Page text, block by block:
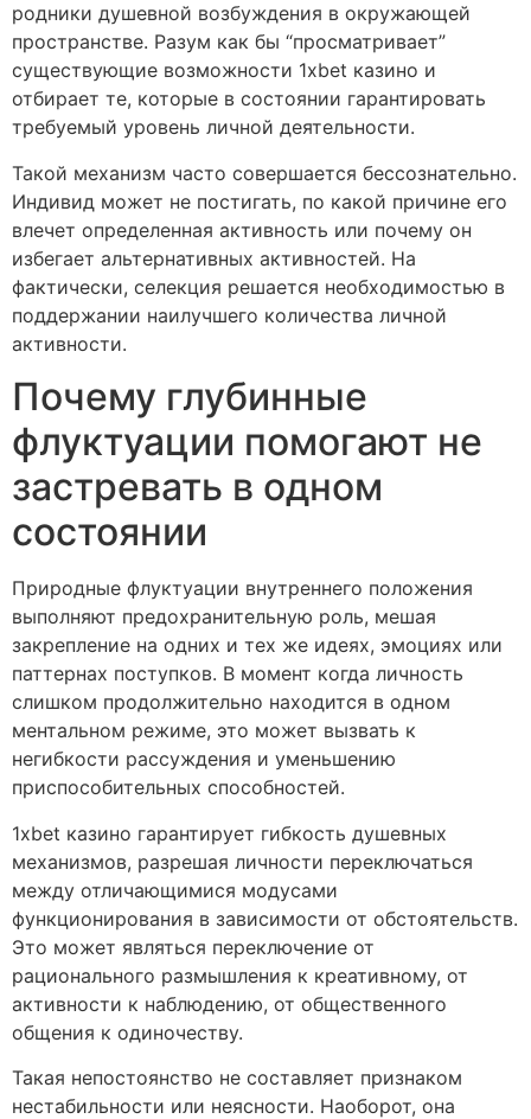
родники душевной возбуждения в окружающей
пространстве. Разум как бы “просматривает”
существующие возможности 1xbet казино и
отбирает те, которые в состоянии гарантировать
требуемый уровень личной деятельности.
Такой механизм часто совершается бессознательно.
Индивид может не постигать, по какой причине его
влечет определенная активность или почему он
избегает альтернативных активностей. На
фактически, селекция решается необходимостью в
поддержании наилучшего количества личной
активности.
Почему глубинные
флуктуации помогают не
застревать в одном
состоянии
Природные флуктуации внутреннего положения
выполняют предохранительную роль, мешая
закрепление на одних и тех же идеях, эмоциях или
паттернах поступков. В момент когда личность
слишком продолжительно находится в одном
ментальном режиме, это может вызвать к
негибкости рассуждения и уменьшению
приспособительных способностей.
1xbet казино гарантирует гибкость душевных
механизмов, разрешая личности переключаться
между отличающимися модусами
функционирования в зависимости от обстоятельств.
Это может являться переключение от
рационального размышления к креативному, от
активности к наблюдению, от общественного
общения к одиночеству.
Такая непостоянство не составляет признаком
нестабильности или неясности. Наоборот, она